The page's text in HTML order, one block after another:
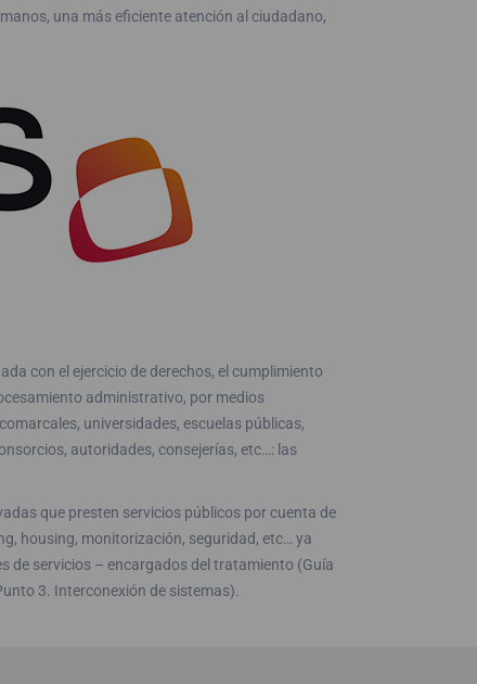
una más eficiente atención al ciudadano,
con el ejercicio de derechos, el cumplimiento
administrativo, por medios
universidades, escuelas públicas,
autoridades, consejerías, etc…: las
que presten servicios públicos por cuenta de
housing, monitorización, seguridad, etc… ya
de servicios – encargados del tratamiento (Guía
3. Interconexión de sistemas).